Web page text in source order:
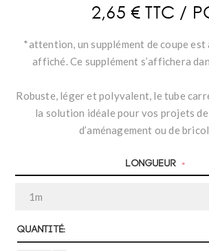
2,65 € TTC /
*attention, un supplément de coupe
affiché. Ce supplément s’affichera
Robuste, léger et polyvalent, le tube
la solution idéale pour vos projets
d’aménagement ou de
Longueur *
Quantité: